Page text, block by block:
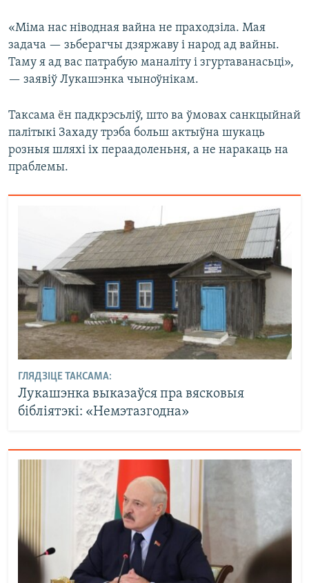
«Міма нас ніводная вайна не праходзіла. Мая
задача — зьберагчы дзяржаву і народ ад вайны.
Таму я ад вас патрабую маналіту і згуртаванасьці»,
— заявіў Лукашэнка чыноўнікам.
Таксама ён падкрэсьліў, што ва ўмовах санкцыйнай
палітыкі Захаду трэба больш актыўна шукаць
розныя шляхі іх пераадоленьня, а не наракаць на
праблемы.
ГЛЯДЗІЦЕ ТАКСАМА:
Лукашэнка выказаўся пра вясковыя
бібліятэкі: «Немэтазгодна»